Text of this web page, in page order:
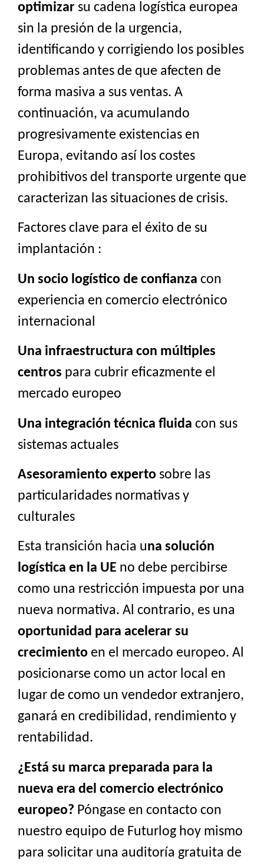
optimizar su cadena logística europea
sin la presión de la urgencia,
identificando y corrigiendo los posibles
problemas antes de que afecten de
forma masiva a sus ventas. A
continuación, va acumulando
progresivamente existencias en
Europa, evitando así los costes
prohibitivos del transporte urgente que
caracterizan las situaciones de crisis.
Factores clave para el éxito de su
implantación :
Un socio logístico de confianza con
experiencia en comercio electrónico
internacional
Una infraestructura con múltiples
centros para cubrir eficazmente el
mercado europeo
Una integración técnica fluida con sus
sistemas actuales
Asesoramiento experto sobre las
particularidades normativas y
culturales
Esta transición hacia una solución
logística en la UE no debe percibirse
como una restricción impuesta por una
nueva normativa. Al contrario, es una
oportunidad para acelerar su
crecimiento en el mercado europeo. Al
posicionarse como un actor local en
lugar de como un vendedor extranjero,
ganará en credibilidad, rendimiento y
rentabilidad.
¿Está su marca preparada para la
nueva era del comercio electrónico
europeo? Póngase en contacto con
nuestro equipo de Futurlog hoy mismo
para solicitar una auditoría gratuita de